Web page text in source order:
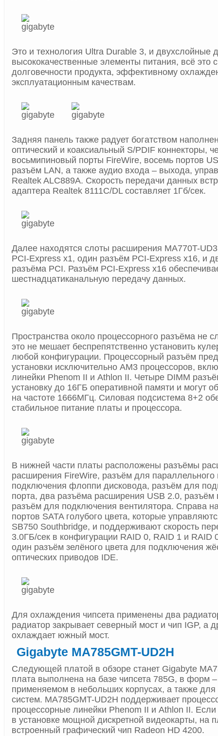
Это и технология Ultra Durable 3, и двухслойные
высококачественные элементы питания, всё это
долговечности продукта, эффективному
эксплуатационным качествам.
Задняя панель также радует богатством
оптический и коаксиальный S/PDIF коннекторы,
восьмипиновый порты FireWire, восемь портов
разъём LAN, а также аудио входа – выхода,
Realtek ALC889A. Скорость передачи данных
адаптера Realtek 8111C/DL составляет 1Гб/сек.
Далее находятся слоты расширения MA770T-
PCI-Express x1, один разъём PCI-Express x16, и
разъёма PCI. Разъём PCI-Express x16
шестнадцатиканальную передачу данных.
Пространства около процессорного разъёма не
это не мешает беспрепятственно установить
любой конфигурации. Процессорный разъём
установки исключительно АМ3 процессоров,
линейки Phenom II и Athlon II. Четыре DIMM
установку до 16ГБ оперативной памяти и могут
на частоте 1666МГц. Силовая подсистема 8+2
стабильное питание платы и процессора.
В нижней части платы расположены разъёмы
расширения FireWire, разъём для параллельного
подключения флоппи дисковода, разъём для
порта, два разъёма расширения USB 2.0, разъём
разъём для подключения вентилятора. Справа
портов SATA голубого цвета, которые
SB750 Southbridge, и поддерживают скорость
3.0ГБ/сек в конфигурации RAID 0, RAID 1 и RAID
один разъём зелёного цвета для подключения
оптических приводов IDE.
Для охлаждения чипсета применены два
радиатор закрывает северный мост и чип IGP, а
охлаждает южный мост.
Gigabyte MA785GMT-UD2H
Следующей платой в обзоре станет Gigabyte
плата выполнена на базе чипсета 785G, в форм
применяемом в небольших корпусах, а также для
систем. MA785GMT-UD2H поддерживает
процессорные линейки Phenom II и Athlon II. Если
в установке мощной дискретной видеокарты, на
встроенный графический чип Radeon HD 4200.